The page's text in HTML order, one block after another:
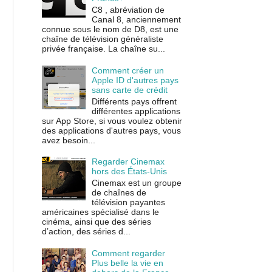
C8 , abréviation de
Canal 8, anciennement
connue sous le nom de D8, est une
chaîne de télévision généraliste
privée française. La chaîne su...
Comment créer un
Apple ID d'autres pays
sans carte de crédit
Différents pays offrent
différentes applications
sur App Store, si vous voulez obtenir
des applications d'autres pays, vous
avez besoin...
Regarder Cinemax
hors des États-Unis
Cinemax est un groupe
de chaînes de
télévision payantes
américaines spécialisé dans le
cinéma, ainsi que des séries
d’action, des séries d...
Comment regarder
Plus belle la vie en